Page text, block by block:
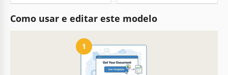
Como usar e editar este modelo
1